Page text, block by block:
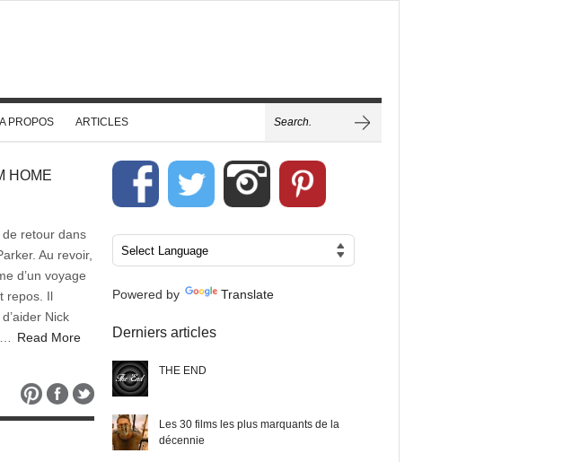
A PROPOS ARTICLES
HOME
de retour dans
Au revoir,
d’un voyage
repos. Il
Nick
Read More
Powered by Translate
Derniers articles
THE END
Les 30 films les plus marquants de la
décennie